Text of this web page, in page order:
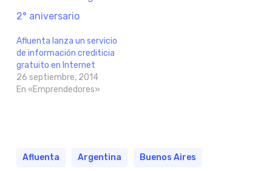
Afluenta lanza un servicio
de información crediticia
gratuito en Internet
26 septiembre, 2014
En «Emprendedores»
Afluenta Argentina Buenos Aires